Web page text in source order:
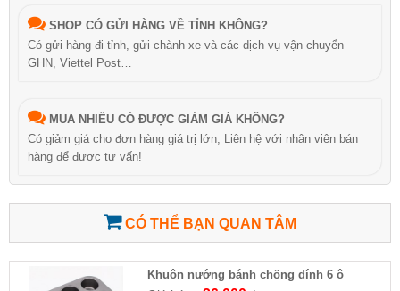
SHOP CÓ GỬI HÀNG VỀ TỈNH KHÔNG?
Có gửi hàng đi tỉnh, gửi chành xe và các dịch vụ vận chuyển
GHN, Viettel Post…
MUA NHIỀU CÓ ĐƯỢC GIẢM GIÁ KHÔNG?
Có giảm giá cho đơn hàng giá trị lớn, Liên hệ với nhân viên bán
hàng để được tư vấn!
CÓ THỂ BẠN QUAN TÂM
Khuôn nướng bánh chống dính 6 ô